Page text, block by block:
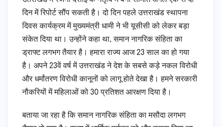
दिन में रिपोर्ट सौंप सकती है। दो दिन पहले उत्तराखंड स्थापना
दिवस कार्यक्रम में मुख्यमंत्री धामी ने भी यूसीसी को लेकर बड़ा
संकेत दिया था। उन्होंने कहा था, समान नागरिक संहिता का
ड्राफ्ट लगभग तैयार है। हमारा राज्य आज 23 साल का हो गया
है। अपने 23वें वर्ष में उत्तराखंड ने देश के सबसे कड़े नकल विरोधी
और धर्मांतरण विरोधी कानूनों को लागू होते देखा है। हमने सरकारी
नौकरियों में महिलाओं को 30 प्रतिशत आरक्षण दिया है।
बताया जा रहा है कि समान नागरिक संहिता का मसौदा लगभग